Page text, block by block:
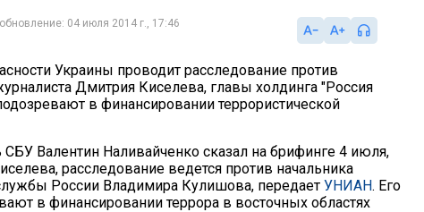
04 июля 2014 г., 17:46
Украины проводит расследование против
Дмитрия Киселева, главы холдинга "Россия
в финансировании террористической
СБУ Валентин Наливайченко сказал на брифинге 4 июля,
расследование ведется против начальника
России Владимира Кулишова, передает УНИАН. Его
в финансировании террора в восточных областях